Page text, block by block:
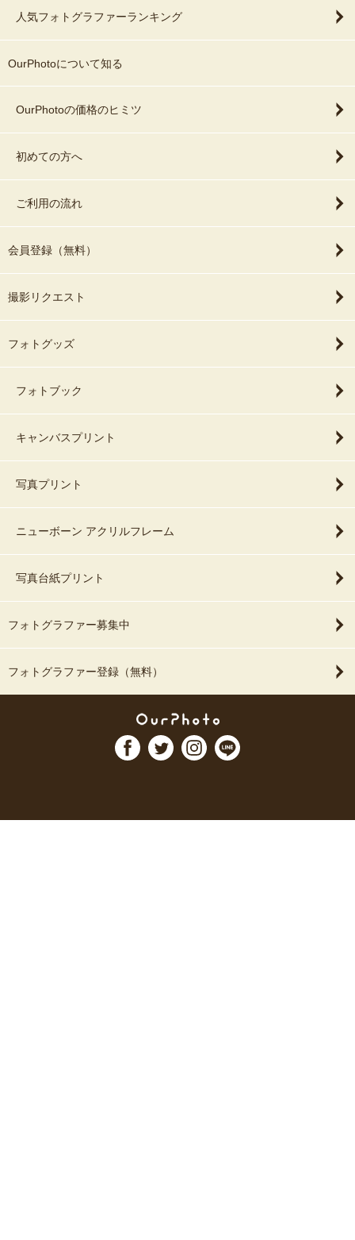
人気フォトグラファーランキング
OurPhotoについて知る
OurPhotoの価格のヒミツ
初めての方へ
ご利用の流れ
会員登録（無料）
撮影リクエスト
フォトグッズ
フォトブック
キャンバスプリント
写真プリント
ニューボーン アクリルフレーム
写真台紙プリント
フォトグラファー募集中
フォトグラファー登録（無料）